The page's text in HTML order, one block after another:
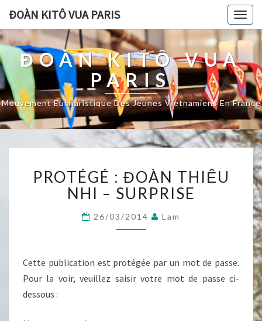
ĐOÀN KITÔ VUA PARIS
ĐOÀN KITÔ VUA
PARIS
Mouvement Eucharistique Des Jeunes Vietnamiens En France
ĐOÀN
THIẾU
NHI
–
SURPRISE
PROTÉGÉ : ĐOÀN THIẾU
NHI – SURPRISE
26/03/2014 Lam
Cette publication est protégée par un mot de passe.
Pour la voir, veuillez saisir votre mot de passe ci-
dessous :